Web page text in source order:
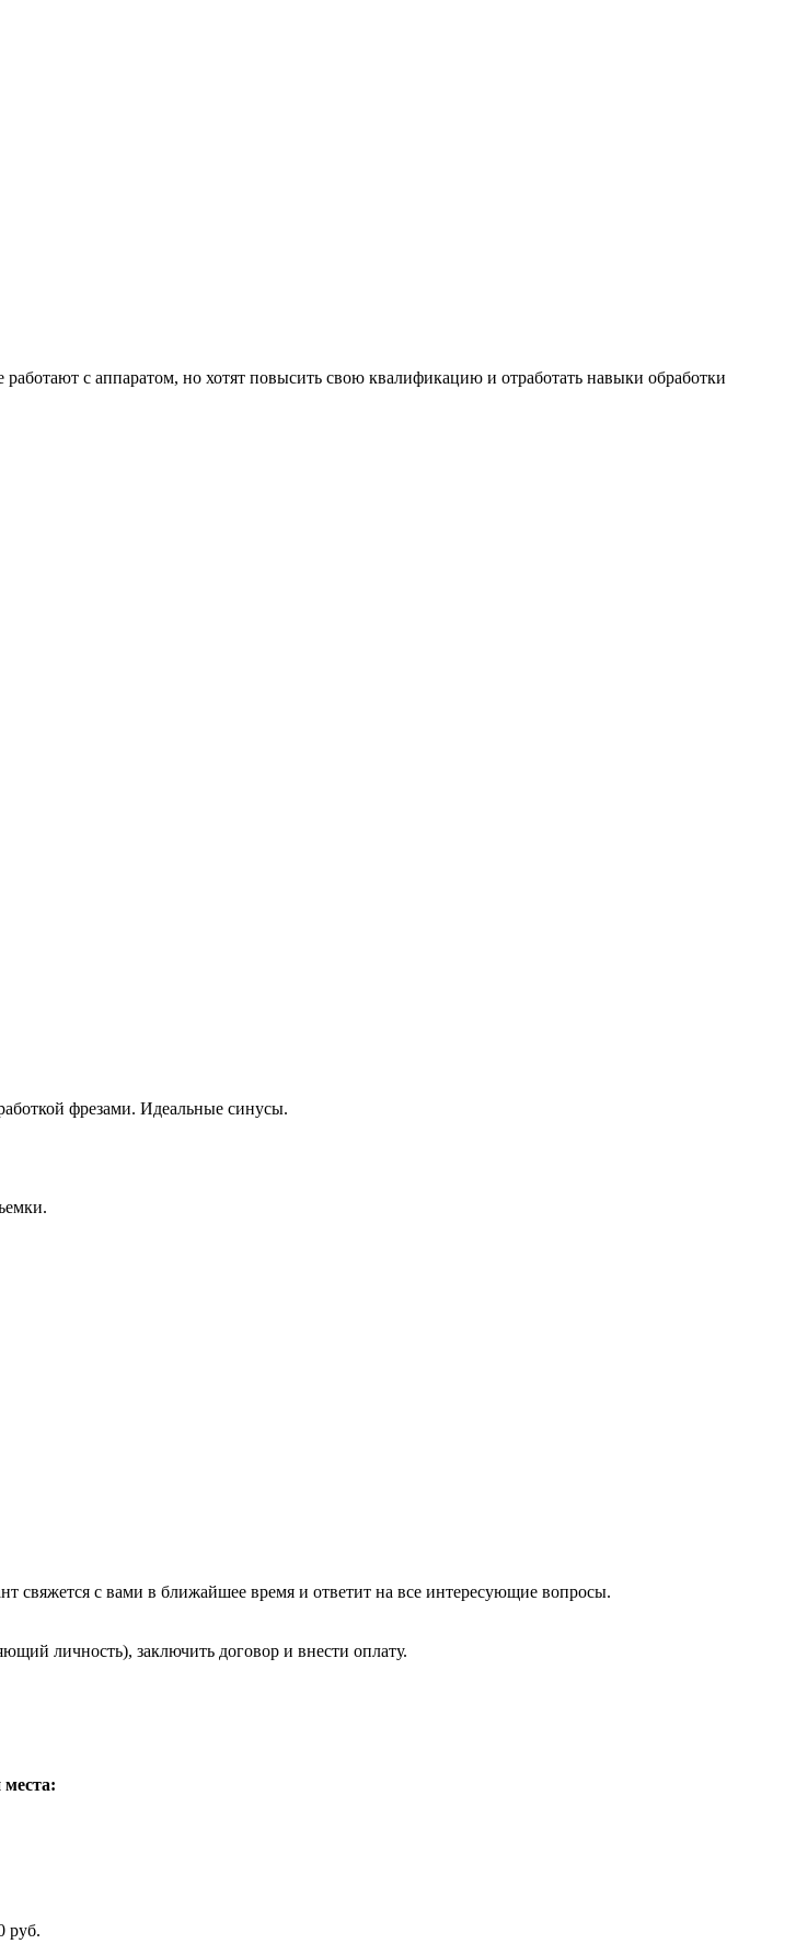
с аппаратом, но хотят повысить свою квалификацию и отработать навыки обработки
фрезами. Идеальные синусы.
свяжется с вами в ближайшее время и ответит на все интересующие вопросы.
личность), заключить договор и внести оплату.
места:
руб.